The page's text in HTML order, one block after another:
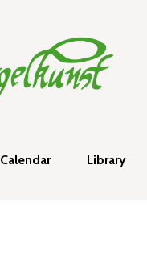
Calendar Library